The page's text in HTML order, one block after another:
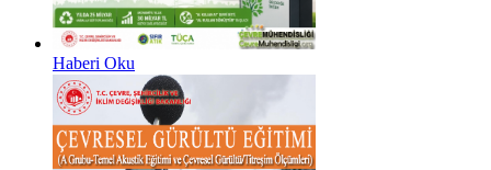
Haberi Oku